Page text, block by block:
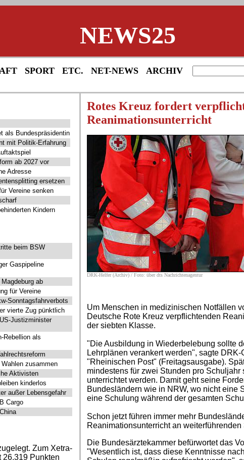
NEWS25
SPORT ETC. NET-NEWS ARCHIV
als Bundespräsidentin
mit Politik-Erfahrung
ab 2027 vor
Adresse
ersetzen
Vereine senken
Kindern
beim BSW
Gaspipeline
ab
für Vereine
Sonntagsfahrverbots
vierte Zug pünktlich
Justizminister
Rebellion als
zusammen
Aktivisten
kinderlos
außer Lebensgefahr
Cargo
Zum Xetra-
26.319 Punkten
Rotes Kreuz fordert
Reanimationsunterricht
DRK-Helfer (Archiv) / Foto: über dts Nachrichtenagentur
Um Menschen in medizinischen Notfällen
Deutsche Rote Kreuz verpflichtenden
der siebten Klasse.
"Die Ausbildung in Wiederbelebung sollte
Lehrplänen verankert werden", sagte
"Rheinischen Post" (Freitagsausgabe).
mindestens für zwei Stunden pro
unterrichtet werden. Damit geht seine
Bundesländern wie in NRW, wo nicht eine
eine Schulung während der gesamten
Schon jetzt führen immer mehr
Reanimationsunterricht an weiterführenden
Die Bundesärztekammer befürwortet das
"Wesentlich ist, dass diese Kenntnisse